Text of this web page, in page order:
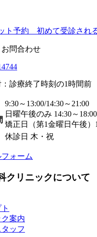
お問合わせ
診療終了時刻の1時間前
9:30～13:00/14:30～21:00
日曜午後のみ 14:30～18:00
矯正日（第1金曜日午後）
休診日 木・祝
クリニックについて
案内
ッフ